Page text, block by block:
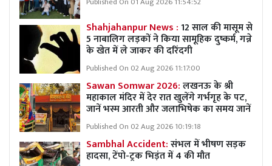
Shahjahanpur News :12 साल की मासूम से
5 नाबालिग लड़कों ने किया सामूहिक दुष्कर्म, गन्ने
के खेत में ले जाकर की दरिंदगी
Published On 02 Aug 2026 11:17:00
Sawan Somwar 2026:लखनऊ के श्री
महाकाल मंदिर में देर रात खुलेंगे गर्भगृह के पट,
जानें भस्म आरती और जलाभिषेक का समय जानें
Published On 02 Aug 2026 10:19:18
Sambhal Accident:संभल में भीषण सड़क
हादसा, टेंपो-ट्रक भिड़ंत में 4 की मौत